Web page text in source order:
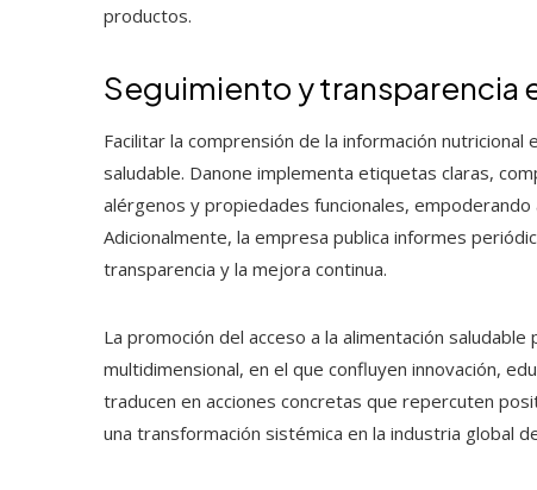
productos.
Seguimiento y transparencia
Facilitar la comprensión de la información
saludable. Danone implementa etiquetas claras,
alérgenos y propiedades funcionales,
Adicionalmente, la empresa publica informes
transparencia y la mejora continua.
La promoción del acceso a la alimentación
multidimensional, en el que confluyen innovación,
traducen en acciones concretas que repercuten
una transformación sistémica en la industria global